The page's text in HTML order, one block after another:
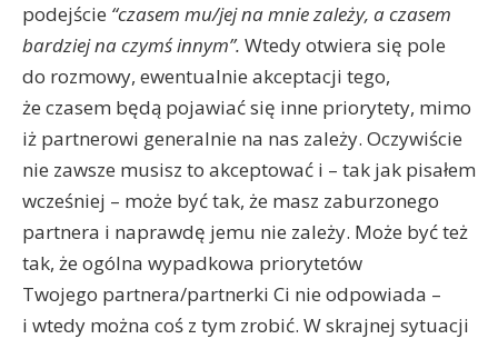
podejście “czasem mu/jej na mnie zależy, a czasem
bardziej na czymś innym”. Wtedy otwiera się pole
do rozmowy, ewentualnie akceptacji tego,
że czasem będą pojawiać się inne priorytety, mimo
iż partnerowi generalnie na nas zależy. Oczywiście
nie zawsze musisz to akceptować i – tak jak pisałem
wcześniej – może być tak, że masz zaburzonego
partnera i naprawdę jemu nie zależy. Może być też
tak, że ogólna wypadkowa priorytetów
Twojego partnera/partnerki Ci nie odpowiada –
i wtedy można coś z tym zrobić. W skrajnej sytuacji